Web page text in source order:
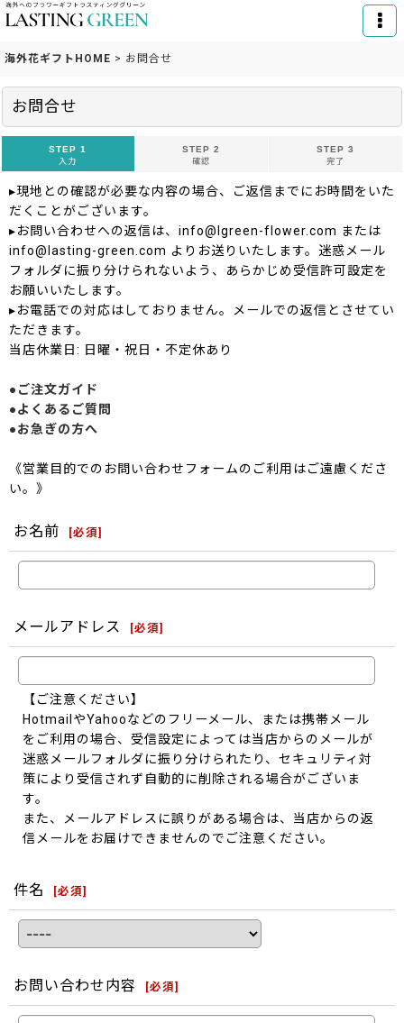
海外花ギフトHOME > お問合せ
お問合せ
STEP 1
入力
STEP 2
確認
STEP 3
完了
▸現地との確認が必要な内容の場合、ご返信までにお時間をいた
だくことがございます。
▸お問い合わせへの返信は、info@lgreen-flower.com または
info@lasting-green.com よりお送りいたします。迷惑メール
フォルダに振り分けられないよう、あらかじめ受信許可設定を
お願いいたします。
▸お電話での対応はしておりません。メールでの返信とさせてい
ただきます。
当店休業日: 日曜・祝日・不定休あり
●ご注文ガイド
●よくあるご質問
●お急ぎの方へ
《営業目的でのお問い合わせフォームのご利用はご遠慮くださ
い。》
お名前 [必須]
メールアドレス [必須]
【ご注意ください】
HotmailやYahooなどのフリーメール、または携帯メール
をご利用の場合、受信設定によっては当店からのメールが
迷惑メールフォルダに振り分けられたり、セキュリティ対
策により受信されず自動的に削除される場合がございま
す。
また、メールアドレスに誤りがある場合は、当店からの返
信メールをお届けできませんのでご注意ください。
件名 [必須]
お問い合わせ内容 [必須]